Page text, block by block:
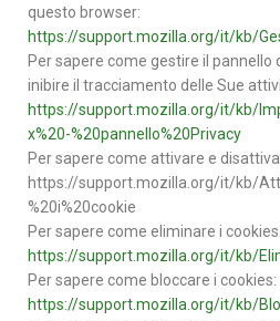
questo browser:
https://support.mozilla.org/it/kb/
Per sapere come gestire il
inibire il tracciamento delle Sue
https://support.mozilla.org/it/kb/
x%20-%20pannello%20Privacy
Per sapere come attivare e
https://support.mozilla.org/it/kb/
%20i%20cookie
Per sapere come eliminare i cookies:
https://support.mozilla.org/it/kb/
Per sapere come bloccare i cookies:
https://support.mozilla.org/it/kb/